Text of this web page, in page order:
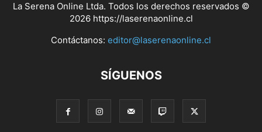
La Serena Online Ltda. Todos los derechos reservados ©
2026 https://laserenaonline.cl
Contáctanos: editor@laserenaonline.cl
SÍGUENOS